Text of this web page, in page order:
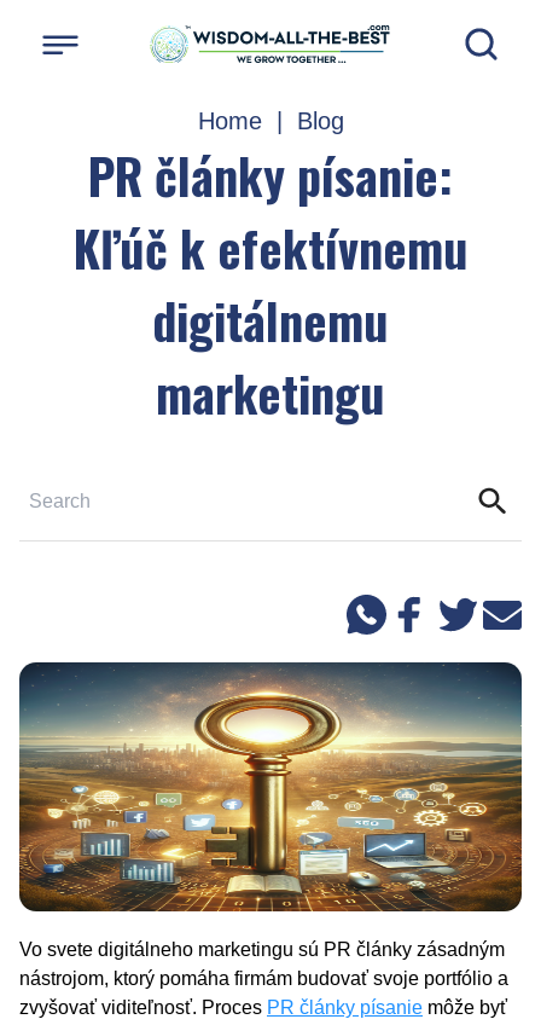
Home| Blog
PR články písanie:
Kľúč k efektívnemu
digitálnemu
marketingu
Vo svete digitálneho marketingu sú PR články zásadným
nástrojom, ktorý pomáha firmám budovať svoje portfólio a
zvyšovať viditeľnosť. Proces PR články písanie môže byť